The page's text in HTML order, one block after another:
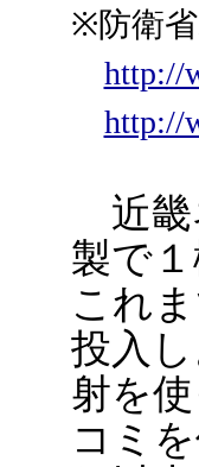
※防衛
http://
http://
近畿
製で
これ
投入
射を
コミ